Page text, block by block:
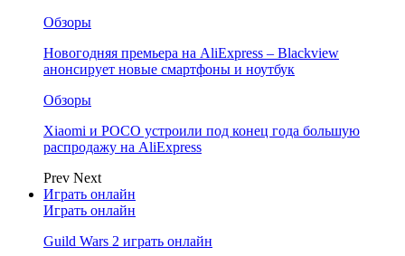
Обзоры
Новогодняя премьера на AliExpress – Blackview
анонсирует новые смартфоны и ноутбук
Обзоры
Xiaomi и POCO устроили под конец года большую
распродажу на AliExpress
Prev Next
Играть онлайн
Играть онлайн
Guild Wars 2 играть онлайн